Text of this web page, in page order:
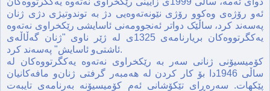
ئه‌و رۆژه‌ی وه‌کوو رۆژی نێونه‌ته‌وه‌یی دژ به‌ توندوتیژی دژی ژنان
په‌سه‌ند کرد، ساڵێک دواتر ئه‌نجوومه‌نی ئاسایشی رێکخراوی نه‌ته‌وه‌
یه‌کگرتووه‌کان بریارنامه‌ی 1325ی له‌ ژێر ناوی "ژنان گه‌ڵاڵه‌ی
ئاشتی‌و ئاسایش‌" په‌سه‌ند کرد.
کۆمیسیۆنی ژنانی سه‌ر به‌ رێکخراوی نه‌ته‌وه یه‌کگرتووه‌کان له
ساڵی 1946دا بۆ کار کردن له‌ هه‌مبه‌ر گرفتی ژنان‌و مافه‌کانیان
پێکهات. سه‌ره‌ڕای تێکۆشانی ئه‌م کۆمیسیۆنه‌ به‌رنامه‌ی تایبه‌ت